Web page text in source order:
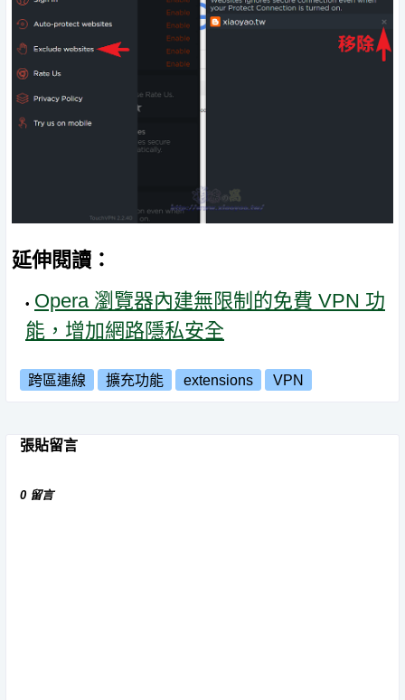
延伸閱讀：
Opera 瀏覽器內建無限制的免費 VPN 功
能，增加網路隱私安全
跨區連線 擴充功能 extensions VPN
張貼留言
0 留言